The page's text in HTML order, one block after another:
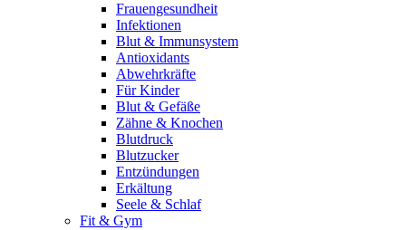
Frauengesundheit
Infektionen
Blut & Immunsystem
Antioxidants
Abwehrkräfte
Für Kinder
Blut & Gefäße
Zähne & Knochen
Blutdruck
Blutzucker
Entzündungen
Erkältung
Seele & Schlaf
Fit & Gym